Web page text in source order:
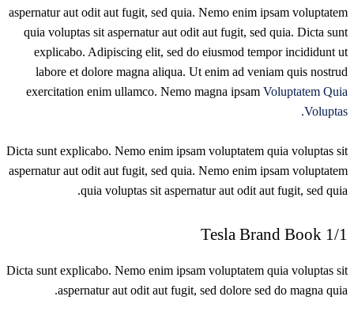
aspernatur aut odit aut fugit, sed quia. Nemo enim ipsam voluptatem
quia voluptas sit aspernatur aut odit aut fugit, sed quia. Dicta sunt
explicabo. Adipiscing elit, sed do eiusmod tempor incididunt ut
labore et dolore magna aliqua. Ut enim ad veniam quis nostrud
exercitation enim ullamco. Nemo magna ipsam Voluptatem Quia
Voluptas.
Dicta sunt explicabo. Nemo enim ipsam voluptatem quia voluptas sit
aspernatur aut odit aut fugit, sed quia. Nemo enim ipsam voluptatem
quia voluptas sit aspernatur aut odit aut fugit, sed quia.
1/1 Tesla Brand Book
Dicta sunt explicabo. Nemo enim ipsam voluptatem quia voluptas sit
aspernatur aut odit aut fugit, sed dolore sed do magna quia.